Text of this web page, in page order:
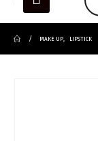
MAKE UP, LIPSTICK